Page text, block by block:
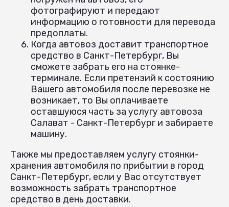
фотографируют и передают
информацию о готовности для перевода
предоплаты.
Когда автовоз доставит транспортное
средство в Санкт-Петербург, Вы
сможете забрать его на стоянке-
терминале. Если претензий к состоянию
Вашего автомобиля после перевозке не
возникает, то Вы оплачиваете
оставшуюся часть за услугу автовоза
Салават - Санкт-Петербург и забираете
машину.
Также мы предоставляем услугу стоянки-
хранения автомобиля по прибытии в город
Санкт-Петербург, если у Вас отсутствует
возможность забрать транспортное
средство в день доставки.